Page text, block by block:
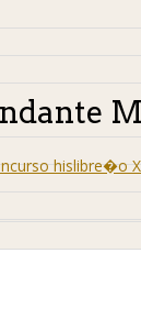
hislibre�o